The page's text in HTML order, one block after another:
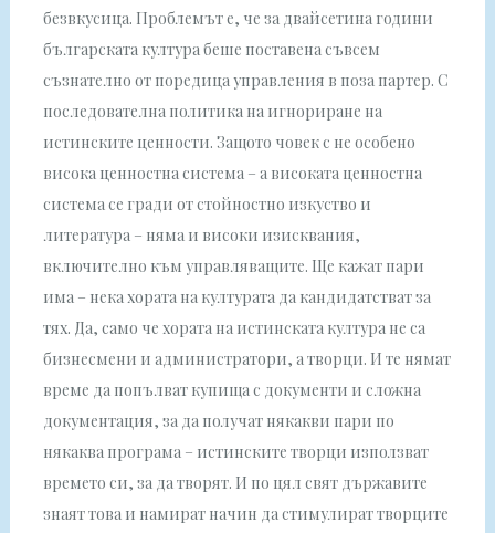
безвкусица. Проблемът е, че за двайсетина години
българската култура беше поставена съвсем
съзнателно от поредица управления в поза партер. С
последователна политика на игнориране на
истинските ценности. Защото човек с не особено
висока ценностна система – а високата ценностна
система се гради от стойностно изкуство и
литература – няма и високи изисквания,
включително към управляващите. Ще кажат пари
има – нека хората на културата да кандидатстват за
тях. Да, само че хората на истинската култура не са
бизнесмени и администратори, а творци. И те нямат
време да попълват купища с документи и сложна
документация, за да получат някакви пари по
някаква програма – истинските творци използват
времето си, за да творят. И по цял свят държавите
знаят това и намират начин да стимулират творците